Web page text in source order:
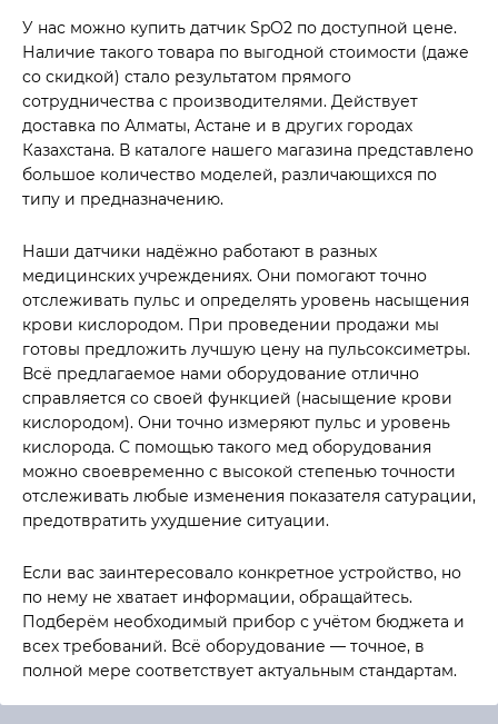
У нас можно купить датчик SpO2 по доступной цене.
Наличие такого товара по выгодной стоимости (даже
со скидкой) стало результатом прямого
сотрудничества с производителями. Действует
доставка по Алматы, Астане и в других городах
Казахстана. В каталоге нашего магазина представлено
большое количество моделей, различающихся по
типу и предназначению.
Наши датчики надёжно работают в разных
медицинских учреждениях. Они помогают точно
отслеживать пульс и определять уровень насыщения
крови кислородом. При проведении продажи мы
готовы предложить лучшую цену на пульсоксиметры.
Всё предлагаемое нами оборудование отлично
справляется со своей функцией (насыщение крови
кислородом). Они точно измеряют пульс и уровень
кислорода. С помощью такого мед оборудования
можно своевременно с высокой степенью точности
отслеживать любые изменения показателя сатурации,
предотвратить ухудшение ситуации.
Если вас заинтересовало конкретное устройство, но
по нему не хватает информации, обращайтесь.
Подберём необходимый прибор с учётом бюджета и
всех требований. Всё оборудование — точное, в
полной мере соответствует актуальным стандартам.